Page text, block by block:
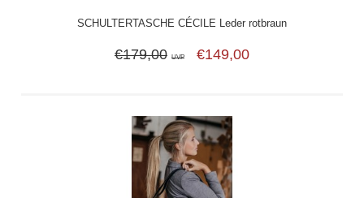
SCHULTERTASCHE CÉCILE Leder rotbraun
€179,00 UVP €149,00